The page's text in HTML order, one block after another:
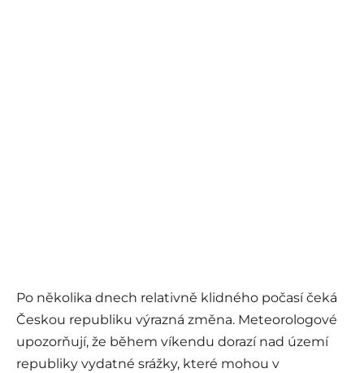
Po několika dnech relativně klidného počasí čeká
Českou republiku výrazná změna. Meteorologové
upozorňují, že během víkendu dorazí nad území
republiky vydatné srážky, které mohou v